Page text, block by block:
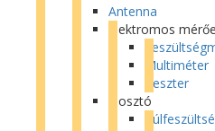
Antenna
Elektromos
Multiméter
Teszter
Elosztó